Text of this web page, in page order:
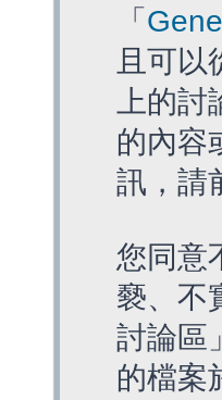
「
且可以
上的
的內容
訊，請
您同意
褻、不
討論區
的檔案